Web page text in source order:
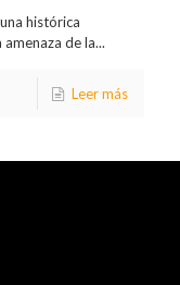
histórica
de la...
Leer más